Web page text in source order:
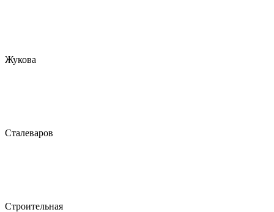
Жукова
Сталеваров
Строительная